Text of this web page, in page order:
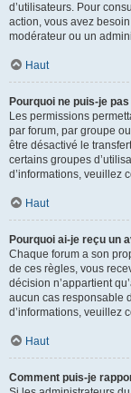
d’utilisateurs. Pour
action, vous avez
modérateur ou un
Haut
Pourquoi ne puis-je
Les permissions
par forum, par groupe
être désactivé le
certains groupes
d’informations, veuillez
Haut
Pourquoi ai-je reçu un
Chaque forum a son
de ces règles, vous
décision n’appartient
aucun cas responsable
d’informations, veuillez
Haut
Comment puis-je